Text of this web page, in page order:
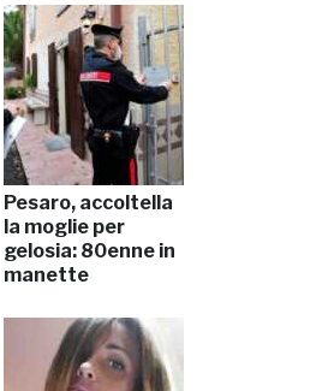
Pesaro, accoltella
la moglie per
gelosia: 80enne in
manette